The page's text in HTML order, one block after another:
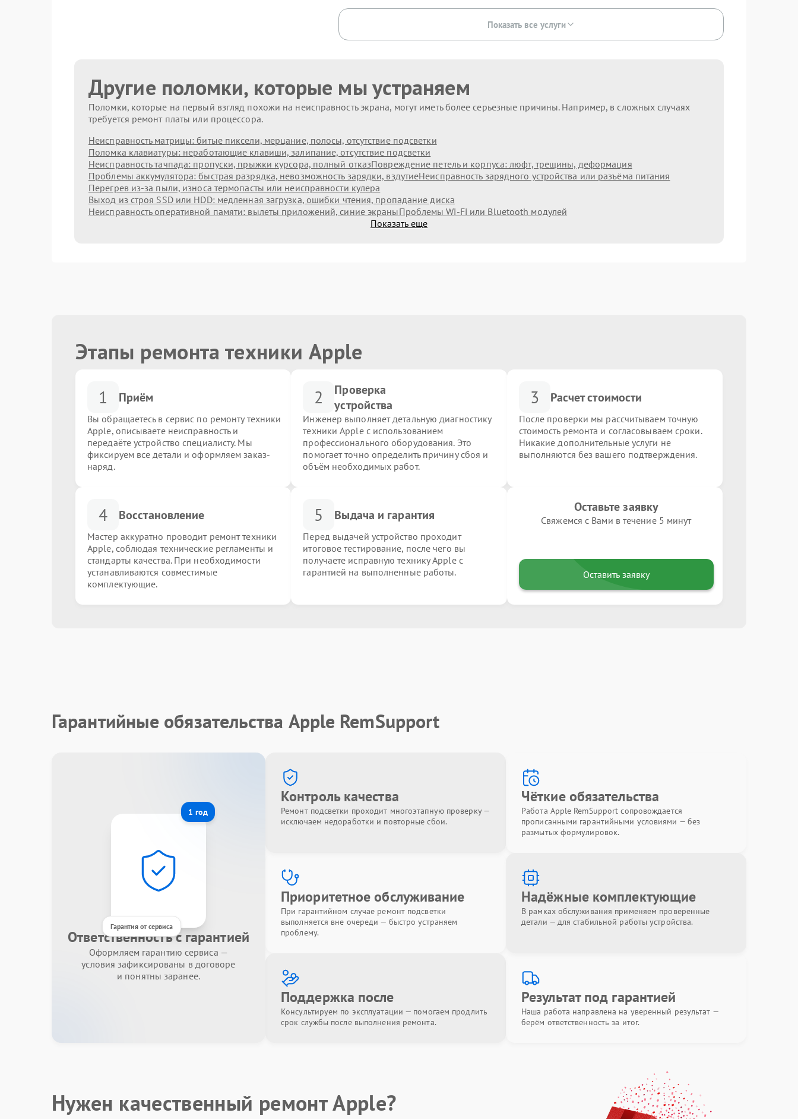
Показать все услуги
Другие поломки, которые мы устраняем
Поломки, которые на первый взгляд похожи на неисправность экрана, могут иметь более серьезные причины. Например, в сложных случаях
требуется ремонт платы или процессора.
Неисправность матрицы: битые пиксели, мерцание, полосы, отсутствие подсветки
Поломка клавиатуры: неработающие клавиши, залипание, отсутствие подсветки
Неисправность тачпада: пропуски, прыжки курсора, полный отказПовреждение петель и корпуса: люфт, трещины, деформация
Проблемы аккумулятора: быстрая разрядка, невозможность зарядки, вздутиеНеисправность зарядного устройства или разъёма питания
Перегрев из‑за пыли, износа термопасты или неисправности кулера
Выход из строя SSD или HDD: медленная загрузка, ошибки чтения, пропадание диска
Неисправность оперативной памяти: вылеты приложений, синие экраныПроблемы Wi‑Fi или Bluetooth модулей
Показать еще
Этапы ремонта техники Apple
1 Приём
Вы обращаетесь в сервис по ремонту техники
Apple, описываете неисправность и
передаёте устройство специалисту. Мы
фиксируем все детали и оформляем заказ-
наряд.
2
Проверка
устройства
Инженер выполняет детальную диагностику
техники Apple с использованием
профессионального оборудования. Это
помогает точно определить причину сбоя и
объём необходимых работ.
3 Расчет стоимости
После проверки мы рассчитываем точную
стоимость ремонта и согласовываем сроки.
Никакие дополнительные услуги не
выполняются без вашего подтверждения.
4 Восстановление
Мастер аккуратно проводит ремонт техники
Apple, соблюдая технические регламенты и
стандарты качества. При необходимости
устанавливаются совместимые
комплектующие.
5 Выдача и гарантия
Перед выдачей устройство проходит
итоговое тестирование, после чего вы
получаете исправную технику Apple с
гарантией на выполненные работы.
Оставьте заявку
Свяжемся с Вами в течение 5 минут
Оставить заявку
Гарантийные обязательства Apple RemSupport
1 год
Гарантия от сервиса
Ответственность с гарантией
Оформляем гарантию сервиса —
условия зафиксированы в договоре
и понятны заранее.
Контроль качества
Ремонт подсветки проходит многоэтапную проверку —
исключаем недоработки и повторные сбои.
Чёткие обязательства
Работа Apple RemSupport сопровождается
прописанными гарантийными условиями — без
размытых формулировок.
Приоритетное обслуживание
При гарантийном случае ремонт подсветки
выполняется вне очереди — быстро устраняем
проблему.
Надёжные комплектующие
В рамках обслуживания применяем проверенные
детали — для стабильной работы устройства.
Поддержка после
Консультируем по эксплуатации — помогаем продлить
срок службы после выполнения ремонта.
Результат под гарантией
Наша работа направлена на уверенный результат —
берём ответственность за итог.
Нужен качественный ремонт Apple?